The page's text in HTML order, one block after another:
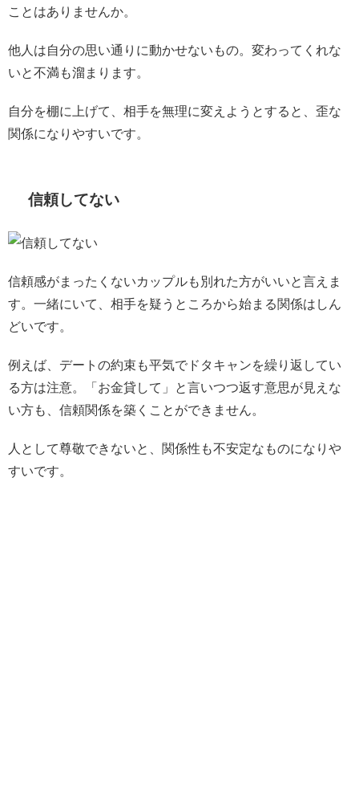
ことはありませんか。
他人は自分の思い通りに動かせないもの。変わってくれな
いと不満も溜まります。
自分を棚に上げて、相手を無理に変えようとすると、歪な
関係になりやすいです。
信頼してない
信頼感がまったくないカップルも別れた方がいいと言えま
す。一緒にいて、相手を疑うところから始まる関係はしん
どいです。
例えば、デートの約束も平気でドタキャンを繰り返してい
る方は注意。「お金貸して」と言いつつ返す意思が見えな
い方も、信頼関係を築くことができません。
人として尊敬できないと、関係性も不安定なものになりや
すいです。